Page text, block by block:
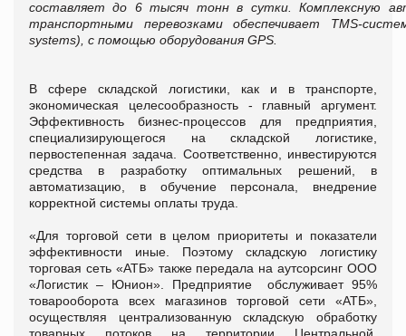
составляет до 6 тысяч тонн в сутки. Комплексную
транспортными перевозками обеспечивает TMS-
systems), с помощью оборудования GPS.
В сфере складской логистики, как и в транспорте,
экономическая целесообразность - главный аргумент.
Эффективность бизнес-процессов для предприятия,
специализирующегося на складской логистике,
первостепенная задача. Соответственно, инвестируются
средства в разработку оптимальных решений, в
автоматизацию, в обучение персонала, внедрение
корректной системы оплаты труда.
«Для торговой сети в целом приоритеты и показатели
эффективности иные. Поэтому складскую логистику
торговая сеть «АТБ» также передала на аутсорсинг ООО
«Логистик – Юнион». Предприятие обслуживает 95%
товарооборота всех магазинов торговой сети «АТБ»,
осуществляя централизованную складскую обработку
товарных потоков на территории Центральной,